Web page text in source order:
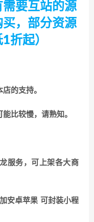
要互站的源
，部分资源
折起）
的支持。
比较慢，请熟知。
服务，可上架各大商
安卓苹果 可封装小程